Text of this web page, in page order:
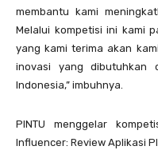
membantu kami
Melalui kompetisi ini kami
yang kami terima akan
inovasi yang
Indonesia,” imbuhnya.
PINTU menggelar
Influencer: Review Aplikasi